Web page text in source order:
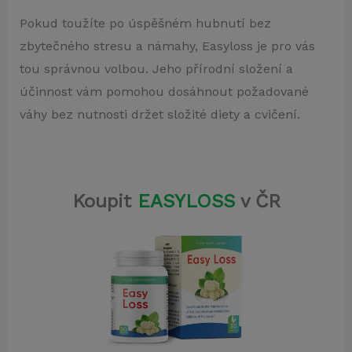
Pokud toužíte po úspěšném hubnutí bez
zbytečného stresu a námahy, Easyloss je pro vás
tou správnou volbou. Jeho přírodní složení a
účinnost vám pomohou dosáhnout požadované
váhy bez nutnosti držet složité diety a cvičení.
Koupit EASYLOSSv ČR